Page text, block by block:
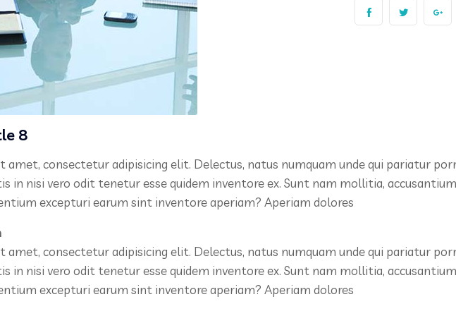
8
amet, consectetur adipisicing elit. Delectus, natus numquam unde qui pariatur
in nisi vero odit tenetur esse quidem inventore ex. Sunt nam mollitia,
excepturi earum sint inventore aperiam? Aperiam dolores
amet, consectetur adipisicing elit. Delectus, natus numquam unde qui pariatur
in nisi vero odit tenetur esse quidem inventore ex. Sunt nam mollitia,
excepturi earum sint inventore aperiam? Aperiam dolores